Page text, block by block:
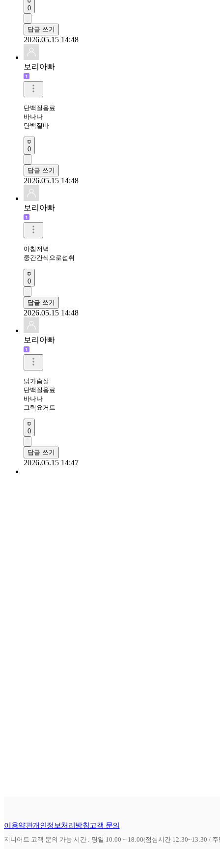
0
답글 쓰기
2026.05.15 14:48
보리아빠
단백질음료
바나나
단백질바
0
답글 쓰기
2026.05.15 14:48
보리아빠
아침저녁
중간간식으로섭취
0
답글 쓰기
2026.05.15 14:48
보리아빠
닭가슴살
단백질음료
바나나
그릭요거트
0
답글 쓰기
2026.05.15 14:47
이용약관개인정보처리방침고객 문의
지니어트 고객 문의 가능 시간 : 평일 10:00 ~ 18:00(점심시간 12:30~13:30 /